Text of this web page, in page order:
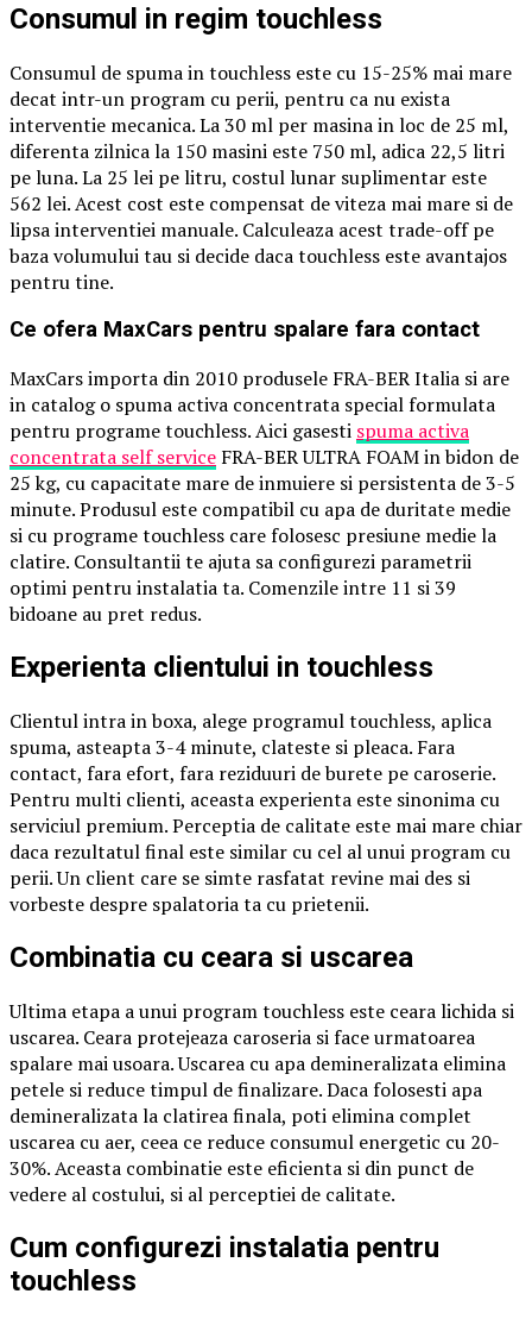
Consumul in regim touchless
Consumul de spuma in touchless este cu 15-25% mai mare
decat intr-un program cu perii, pentru ca nu exista
interventie mecanica. La 30 ml per masina in loc de 25 ml,
diferenta zilnica la 150 masini este 750 ml, adica 22,5 litri
pe luna. La 25 lei pe litru, costul lunar suplimentar este
562 lei. Acest cost este compensat de viteza mai mare si de
lipsa interventiei manuale. Calculeaza acest trade-off pe
baza volumului tau si decide daca touchless este avantajos
pentru tine.
Ce ofera MaxCars pentru spalare fara contact
MaxCars importa din 2010 produsele FRA-BER Italia si are
in catalog o spuma activa concentrata special formulata
pentru programe touchless. Aici gasesti spuma activa
concentrata self service FRA-BER ULTRA FOAM in bidon de
25 kg, cu capacitate mare de inmuiere si persistenta de 3-5
minute. Produsul este compatibil cu apa de duritate medie
si cu programe touchless care folosesc presiune medie la
clatire. Consultantii te ajuta sa configurezi parametrii
optimi pentru instalatia ta. Comenzile intre 11 si 39
bidoane au pret redus.
Experienta clientului in touchless
Clientul intra in boxa, alege programul touchless, aplica
spuma, asteapta 3-4 minute, clateste si pleaca. Fara
contact, fara efort, fara reziduuri de burete pe caroserie.
Pentru multi clienti, aceasta experienta este sinonima cu
serviciul premium. Perceptia de calitate este mai mare chiar
daca rezultatul final este similar cu cel al unui program cu
perii. Un client care se simte rasfatat revine mai des si
vorbeste despre spalatoria ta cu prietenii.
Combinatia cu ceara si uscarea
Ultima etapa a unui program touchless este ceara lichida si
uscarea. Ceara protejeaza caroseria si face urmatoarea
spalare mai usoara. Uscarea cu apa demineralizata elimina
petele si reduce timpul de finalizare. Daca folosesti apa
demineralizata la clatirea finala, poti elimina complet
uscarea cu aer, ceea ce reduce consumul energetic cu 20-
30%. Aceasta combinatie este eficienta si din punct de
vedere al costului, si al perceptiei de calitate.
Cum configurezi instalatia pentru
touchless